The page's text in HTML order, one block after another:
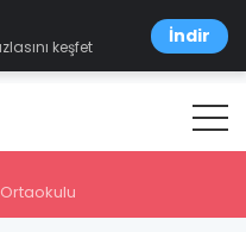
keşfet
İndir